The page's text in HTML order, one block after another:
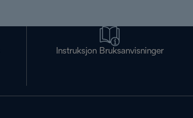
Instruksjon Bruksanvisninger